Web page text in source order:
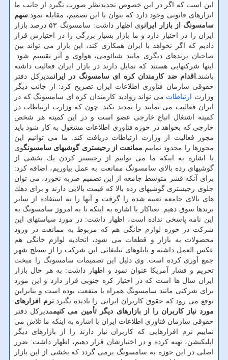
این است كه اگر در این خصوص تجدیدنظر صورت نگیرد از جانب ما
ابزارهای قانونی وجود دارد كه بتوان با این تصمیم، مقابله نمود.سهم
سامسونگ از بازار ایران
وی اظهار داشت: سامسونگ ۵۳ درصد بازار
ایران را در اختیار دارد و ما بازار بسیار بزرگی را در اختیارش قرار
دادیم كه اگر نخواهد با ایران همكاری كند، این بازار می تواند بین
صاحبان برندهای دیگری مانند شیائومی، هواوی و آنر تقسیم شود.
اینها شركتهایی هستند كه تمایل دارند در بازار ایران فعالیت داشته
باشند. اقدام ضد كارمندان كره ای سامسونگ در ایرانمدیركل دفتر
حقوقی سازمان فناوری اطلاعات ایران تصریح كرد: از جانب دیگر
وزارت
ارتباطات می تواند روادید كارمندان كره ای سامسونگ كه در
ایران فعالیت می نمایند را تمدید نكند. چون كه وزارت ارتباطات در
كمیته اشتغال اتباع خارجی عضو است و در این كمیته هر شخص
خارجی كه بخواهد در حوزه فناوری اطلاعات مشغول به كار شود باید
مجوز فعالیت از وزارت ارتباطات دریافت كند. ما می توانیم این
مجوزها را محدود نماییم.ممانعت از رجیستری گوشیهای سامسونگوی
با اشاره به اینكه ما می توانیم از رجیستر كردن یك بخشی از
گوشیهای رده بالای سامسونگ ممانعت به عمل بیاوریم، اضافه كرد:
برای آنكه قشر متوسط جامعه از این تصمیم ضربه نخورد، می توان
جلوی رجیستری گوشیهای رده بالا كه قیمت بالایی دارند و برای دهك
های بالای جامعه تعبیه شده را گرفت و آنها را به استفاده از سایر
برندها سوق دهیم. نعناكار با اشاره به اینكه تا به امروز سامسونگ به
این نامه پاسخی نداده است، اظهار داشت: در مورد سیاستهای این
شركت در حوزه لوازم خانگی هم كه مربوط به ممانعت در ورود
محصولات به بازار و قطعات می شود، اتحادیه لوازم خانگی هم
عكس العمل داشته و تابلوهای تبلیغاتی این شركت را از سطح شهر
جمع آوری كرده است. وی دلیل این تصمیمات سامسونگ را مبحث
تحریم و فشار آمریكا عنوان نمود و اظهار داشت: به هر حال بازار
ایران سال ها است كه در اختیار كره جنوبی قرار دارد و این مورد
برای شركتی مانند سامسونگ همراه با منفعت بوده است و بنابراین
توقع می رود كه حقوق كاربران ایرانی را نادیده نگیرد.نرم افزارهای
مورد نیاز كاربران را از بازارهای دیگر تأمین می كنیممدیركل دفتر
حقوقی سازمان فناوری اطلاعات ایران با اشاره به اینكه ما تلاش می
نماییم نرم افزارهایی كه كاربران نیاز دارند را از بازارهای دیگر
اپلیكیشن، تهیه كرده و در اختیارشان قرار دهیم، اظهار داشت: ضرر
اصلی در این حوزه به سامسونگ برمی گردد كه بخشی از این بازار